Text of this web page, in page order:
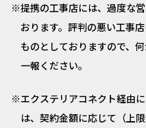
提携の工事店には、過度な
おります。評判の悪い工事
ものとしておりますので、
一報ください。
エクステリアコネクト経由
は、契約金額に応じて（上